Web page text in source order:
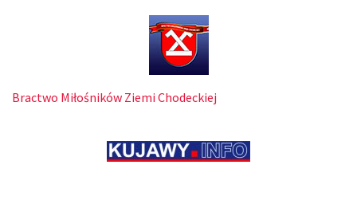
Bractwo Miłośników Ziemi Chodeckiej